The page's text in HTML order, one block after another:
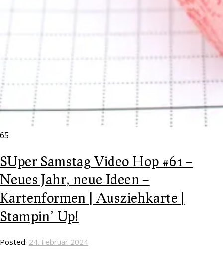
65
SUper Samstag Video Hop #61 –
Neues Jahr, neue Ideen –
Kartenformen | Ausziehkarte |
Stampin’ Up!
Posted: 24. Februar 2024